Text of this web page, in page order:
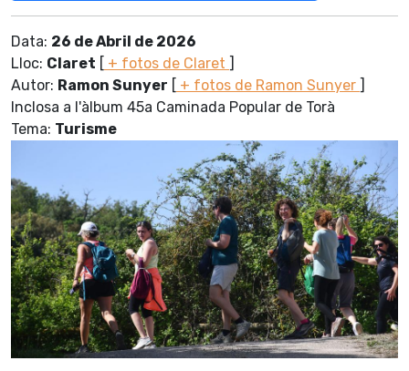
Data: 26 de Abril de 2026
Lloc: Claret [ + fotos de Claret ]
Autor: Ramon Sunyer [ + fotos de Ramon Sunyer ]
Inclosa a l'àlbum 45a Caminada Popular de Torà
Tema: Turisme